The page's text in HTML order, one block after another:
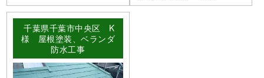
千葉県千葉市中央区 K
様 屋根塗装、ベランダ
防水工事